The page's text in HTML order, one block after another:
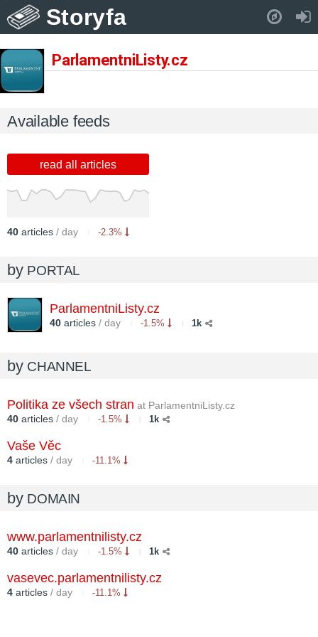
Storyfa
ParlamentniListy.cz
Available feeds
read all articles
40 articles / day -2.3%
by PORTAL
ParlamentniListy.cz
40 articles / day -1.5% 1k
by CHANNEL
Politika ze všech stran at ParlamentniListy.cz
40 articles / day -1.5% 1k
Vaše Věc
4 articles / day -11.1%
by DOMAIN
www.parlamentnilisty.cz
40 articles / day -1.5% 1k
vasevec.parlamentnilisty.cz
4 articles / day -11.1%
Pull down to refresh..